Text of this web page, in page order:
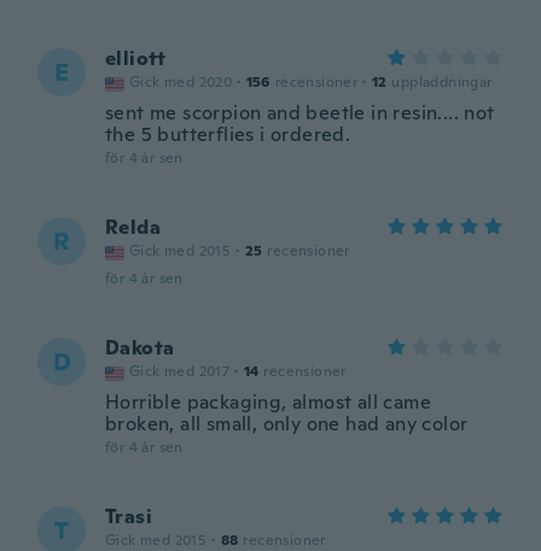
E elliott
Gick med 2020 · 156 recensioner · 12 uppladdningar
sent me scorpion and beetle in resin.... not
the 5 butterflies i ordered.
för 4 år sen
R Relda
Gick med 2015 · 25 recensioner
för 4 år sen
D Dakota
Gick med 2017 · 14 recensioner
Horrible packaging, almost all came
broken, all small, only one had any color
för 4 år sen
T Trasi
Gick med 2015 · 88 recensioner